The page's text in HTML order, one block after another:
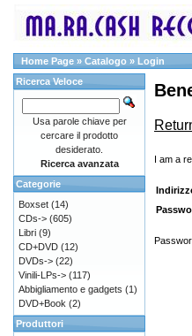
Home Page » Catalogo » Login
I am a
Ricerca Veloce
Usa parole chiave per
cercare il prodotto
desiderato.
Ricerca avanzata
Categorie
Boxset (14)
CDs-> (605)
Libri (9)
CD+DVD (12)
DVDs-> (22)
Vinili-LPs-> (117)
Abbigliamento e gadgets (1)
DVD+Book (2)
Produttori